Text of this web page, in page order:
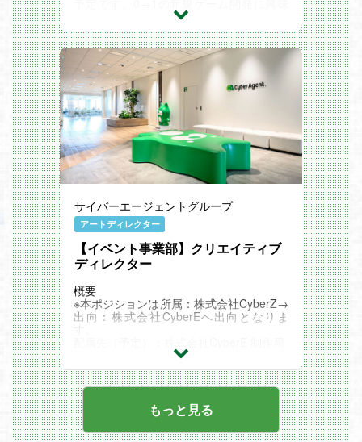
・ソーシャルゲームキャラクターのモーシ
ョン制作
・エフェクトアニメーション制作
・バトル演出の制作
・制作スケジュール作成、および管理業務
使用ツール
￣￣￣￣￣￣￣￣￣￣
・Photoshop
・Spine
・AfterEffectなど
をお持ちの方は、ぜひご応募ください。
【業務内容】
3DCGソフトを用いたモデル制作を行って
いただきます。
ご経験に応じて以下業務をお任せいたしま
す。
・Maya等の3DCGツールを用いたデータ
作成
・Unityを用いたゲーム実装
・出力・設計・実装確認
・企画、デザイナー、エンジニアなど他職
種との調整
【DONUTS GAMESの魅力】
・No.1を獲得するために、ゲーム制作に
・個々の裁量が大きく、自ら考え行動する
事ができ、やりがいを持って制作に挑める
・年齢、キャリア問わず実力があれば様々
な事にチャレンジができる
【選考フロー】
▽書類選考
▽一次選考
▽二次選考
▽最終選考
▽内定
※選考状況に応じ、回数が変更になる場合
サイバーエージェントグループ
アートディレクター
【イベント事業部】クリエイティブ
ディレクター
概要
※本ポジションは所属：株式会社CyberZ→
出向：株式会社CyberEへ出向となりま
す。
株式会社CyberZとは ※CyberEの親会社で
す
2009年に設立し、スマートフォンに特化
した広告マーケティング会社としてスマー
トフォン広告における運用・効果検証、交
通広告やウェブCMの制作など、幅広いマ
ーケティング事業を展開。日本に加えて、
もっと見る